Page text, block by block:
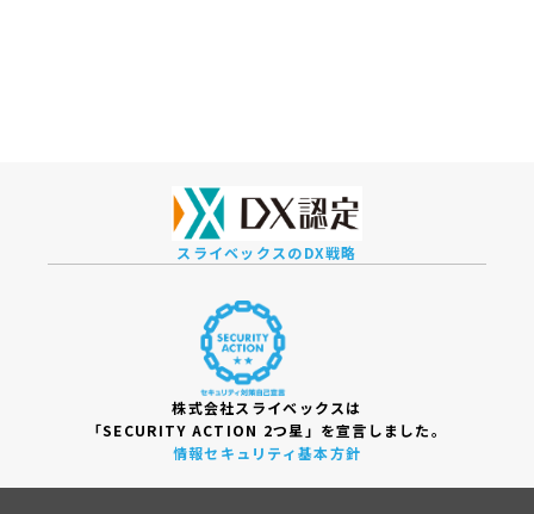
スライベックスのDX戦略
株式会社スライベックスは
「SECURITY ACTION 2つ星」を宣言しました。
情報セキュリティ基本方針